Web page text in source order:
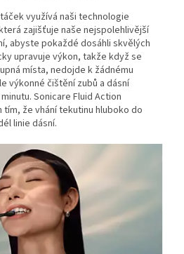
využívá naši technologie
zajišťuje naše nejspolehlivější
abyste pokaždé dosáhli skvělých
upravuje výkon, takže když se
místa, nedojde k žádnému
výkonné čištění zubů a dásní
Sonicare Fluid Action
že vhání tekutinu hluboko do
linie dásní.